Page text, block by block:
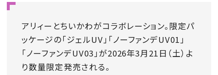
WEDDING
FORTUNE
SDGs
アリィーとちいかわがコラボレーション。限定パ
ッケージの「ジェルUV」「ノーファンデUV01」
「ノーファンデUV03」が2026年3月21日（土）よ
り数量限定発売される。